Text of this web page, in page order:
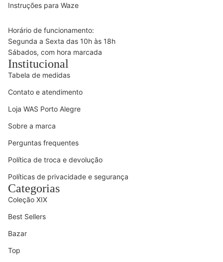
Instruções para Waze
Horário de funcionamento:
Segunda a Sexta das 10h às 18h
Sábados, com hora marcada
Institucional
Tabela de medidas
Contato e atendimento
Loja WAS Porto Alegre
Sobre a marca
Perguntas frequentes
Política de troca e devolução
Políticas de privacidade e segurança
Categorias
Coleção XIX
Best Sellers
Bazar
Top